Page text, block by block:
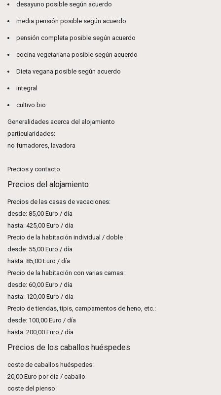
desayuno posible según acuerdo
media pensión posible según acuerdo
pensión completa posible según acuerdo
cocina vegetariana posible según acuerdo
Dieta vegana posible según acuerdo
integral
cultivo bio
Generalidades acerca del alojamiento
particularidades:
no fumadores, lavadora
Precios y contacto
Precios del alojamiento
Precios de las casas de vacaciones:
desde: 85,00 Euro / día
hasta: 425,00 Euro / día
Precio de la habitación individual / doble :
desde: 55,00 Euro / día
hasta: 85,00 Euro / día
Precio de la habitación con varias camas:
desde: 60,00 Euro / día
hasta: 120,00 Euro / día
Precio de tiendas, tipis, campamentos de heno, etc.:
desde: 100,00 Euro / día
hasta: 200,00 Euro / día
Precios de los caballos huéspedes
coste de caballos huéspedes:
20,00 Euro por día / caballo
coste del pienso: